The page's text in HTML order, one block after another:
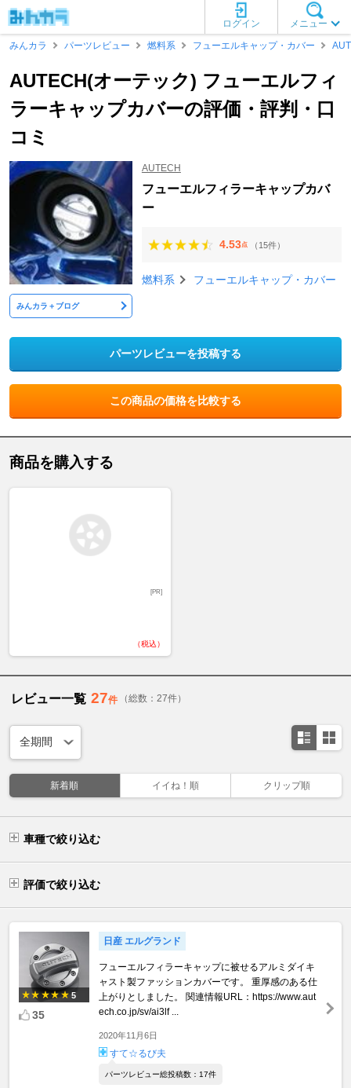
メニュー
ログイン
みんカラ
パーツレビュー 燃料系 フューエルキャップ・カバー
AUTECH(オーテック) フューエルフィ
ラーキャップカバーの評価・評判・口
コミ
みんカラ＋ブログ
AUTECH
フューエルフィラーキャップカバ
ー
4.53点 （15件）
燃料系 フューエルキャップ・カバー
パーツレビューを投稿する
この商品の価格を比較する
商品を購入する
[PR]
（税込）
レビュー一覧 27件 （総数：27件）
新着順 イイね！順 クリップ順
車種で絞り込む
評価で絞り込む
5
35
日産 エルグランド
フューエルフィラーキャップに被せるアルミダイキ
ャスト製ファッションカバーです。 重厚感のある仕
上がりとしました。 関連情報URL：https://www.aut
ech.co.jp/sv/ai3lf ...
2020年11月6日
すて☆るび夫
パーツレビュー総投稿数：17件